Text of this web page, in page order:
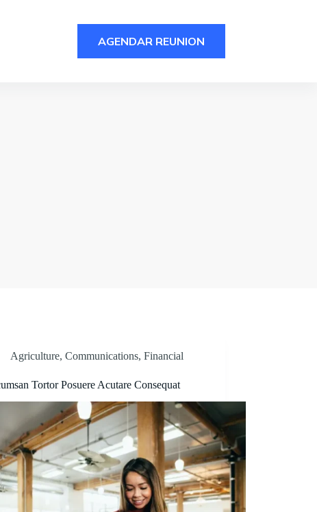
AGENDAR REUNION
Agriculture,Communications,Financial
Tortor Posuere Acutare Consequat